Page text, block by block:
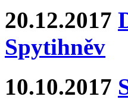
20.12.2017
Spytihněv
10.10.2017